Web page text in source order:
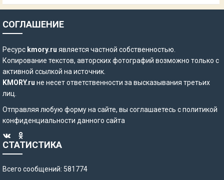
СОГЛАШЕНИЕ
Ресурс kmory.ru является частной собственностью.
Копирование текстов, авторских фотографий возможно только с
активной ссылкой на источник.
KMORY.ru не несет ответственности за высказывания третьих
лиц.
Отправляя любую форму на сайте, вы соглашаетесь сполитикой
конфиденциальности данного сайта
СТАТИСТИКА
Всего сообщений: 581774